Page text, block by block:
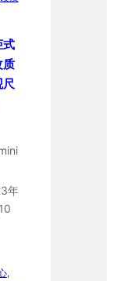
式
质
尺
年